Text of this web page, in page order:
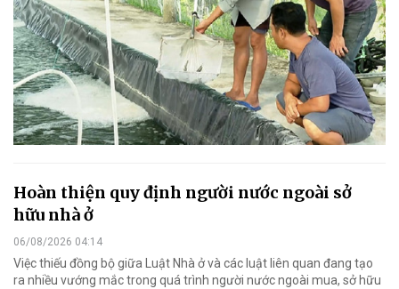
Hoàn thiện quy định người nước ngoài sở
hữu nhà ở
06/08/2026 04:14
Việc thiếu đồng bộ giữa Luật Nhà ở và các luật liên quan đang tạo
ra nhiều vướng mắc trong quá trình người nước ngoài mua, sở hữu